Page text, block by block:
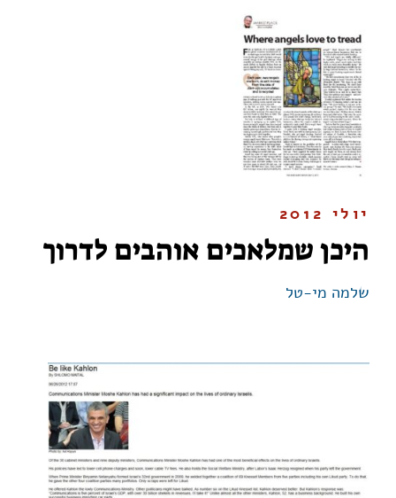
יולי 2012
היכן שמלאכים אוהבים לדרוך
שלמה מי-טל